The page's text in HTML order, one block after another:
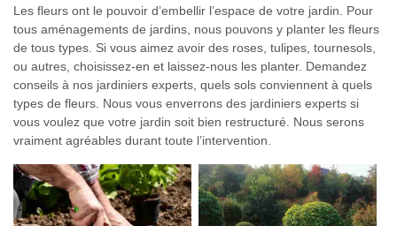
Les fleurs ont le pouvoir d’embellir l’espace de votre jardin. Pour
tous aménagements de jardins, nous pouvons y planter les fleurs
de tous types. Si vous aimez avoir des roses, tulipes, tournesols,
ou autres, choisissez-en et laissez-nous les planter. Demandez
conseils à nos jardiniers experts, quels sols conviennent à quels
types de fleurs. Nous vous enverrons des jardiniers experts si
vous voulez que votre jardin soit bien restructuré. Nous serons
vraiment agréables durant toute l’intervention.